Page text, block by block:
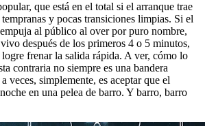
que está en el total si el arranque trae
y pocas transiciones limpias. Si el
al público al over por puro nombre,
después de los primeros 4 o 5 minutos,
frenar la salida rápida. A ver, cómo lo
contraria no siempre es una bandera
veces, simplemente, es aceptar que el
en una pelea de barro. Y barro, barro